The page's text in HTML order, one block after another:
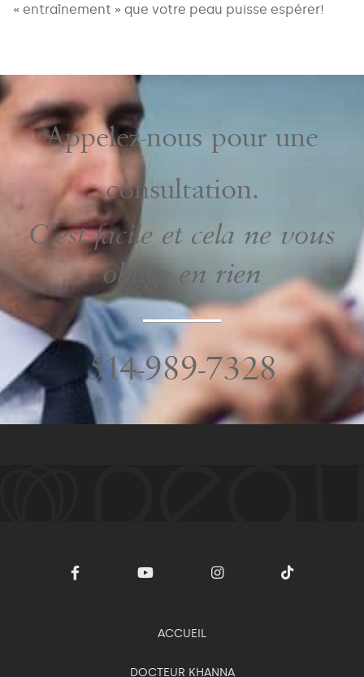
« entraînement » que votre peau puisse espérer!
Appelez-nous pour une
consultation.
C’est facile et cela ne vous
oblige en rien
514-989-7328
ACCUEIL
DOCTEUR KHANNA